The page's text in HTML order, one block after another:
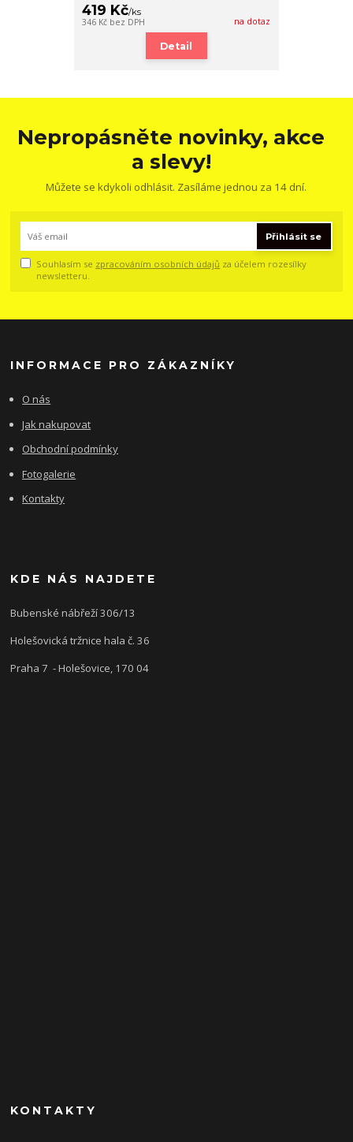
419 Kč/ks
346 Kč bez DPH na dotaz
Detail
Nepropásněte novinky, akce
a slevy!
Můžete se kdykoli odhlásit. Zasíláme jednou za 14 dní.
Přihlásit se
Souhlasím se zpracováním osobních údajů za účelem rozesílky
newsletteru.
INFORMACE PRO ZÁKAZNÍKY
O nás
Jak nakupovat
Obchodní podmínky
Fotogalerie
Kontakty
KDE NÁS NAJDETE
Bubenské nábřeží 306/13
Holešovická tržnice hala č. 36
Praha 7 - Holešovice, 170 04
KONTAKTY